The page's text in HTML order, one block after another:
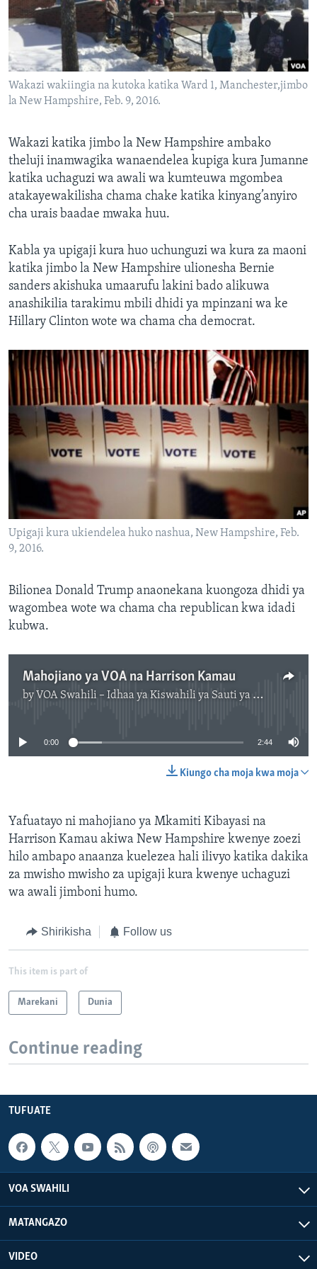
Wakazi wakiingia na kutoka katika Ward 1, Manchester,jimbo
la New Hampshire, Feb. 9, 2016.
Wakazi katika jimbo la New Hampshire ambako
theluji inamwagika wanaendelea kupiga kura Jumanne
katika uchaguzi wa awali wa kumteuwa mgombea
atakayewakilisha chama chake katika kinyang’anyiro
cha urais baadae mwaka huu.
Kabla ya upigaji kura huo uchunguzi wa kura za maoni
katika jimbo la New Hampshire ulionesha Bernie
sanders akishuka umaarufu lakini bado alikuwa
anashikilia tarakimu mbili dhidi ya mpinzani wa ke
Hillary Clinton wote wa chama cha democrat.
Upigaji kura ukiendelea huko nashua, New Hampshire, Feb.
9, 2016.
Bilionea Donald Trump anaonekana kuongoza dhidi ya
wagombea wote wa chama cha republican kwa idadi
kubwa.
Mahojiano ya VOA na Harrison Kamau
by VOA Swahili – Idhaa ya Kiswahili ya Sauti ya Amerika
No media source currently available
0:00 2:44
Kiungo cha moja kwa moja
Yafuatayo ni mahojiano ya Mkamiti Kibayasi na
Harrison Kamau akiwa New Hampshire kwenye zoezi
hilo ambapo anaanza kuelezea hali ilivyo katika dakika
za mwisho mwisho za upigaji kura kwenye uchaguzi
wa awali jimboni humo.
Shirikisha Follow us
This item is part of
Marekani Dunia
Continue reading
TUFUATE
VOA SWAHILI
MATANGAZO
VIDEO